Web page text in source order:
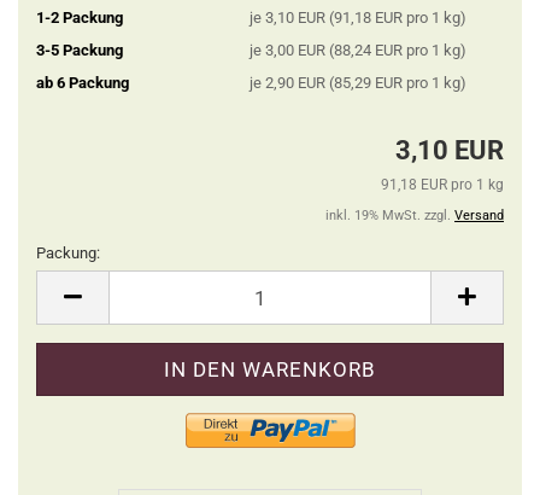
1-2 Packung
je 3,10 EUR (91,18 EUR pro 1 kg)
3-5 Packung
je 3,00 EUR (88,24 EUR pro 1 kg)
ab 6 Packung
je 2,90 EUR (85,29 EUR pro 1 kg)
3,10 EUR
91,18 EUR pro 1 kg
inkl. 19% MwSt. zzgl. Versand
Packung: